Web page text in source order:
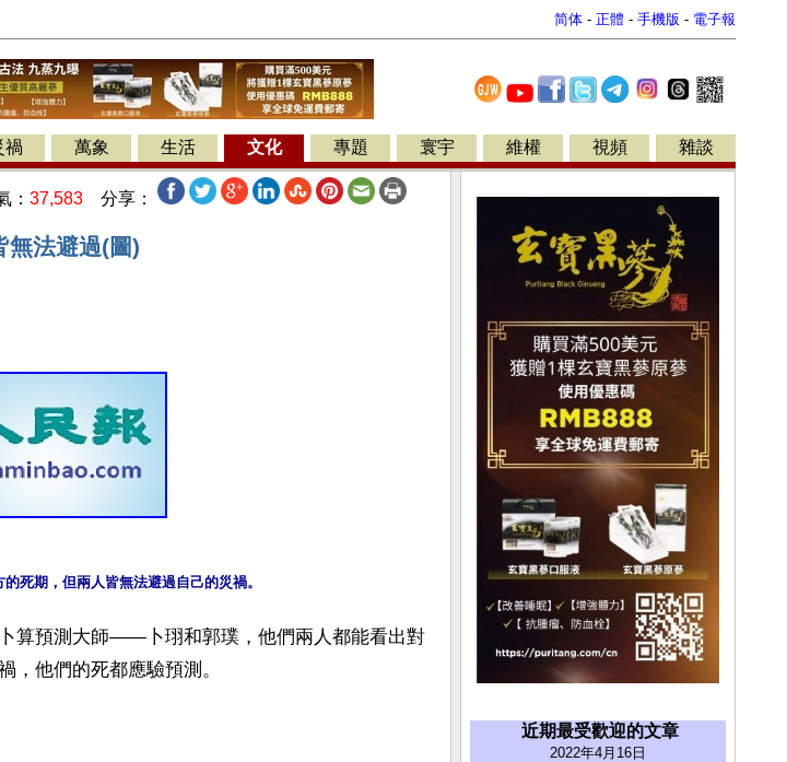
简体 - 正體 - 手機版 - 電子報
禍 萬象 生活 文化 專題 寰宇 維權 視頻 雜談
： 37,583 分享：
無法避過(圖)
算預測大師——卜珝和郭璞，他們兩人都能看出對
，他們的死都應驗預測。
近期最受歡迎的文章
2022年4月16日